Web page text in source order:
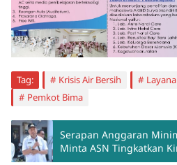
Tag: Krisis Air Bersih
Pemkot Bima
Serapan Anggaran
Minta ASN Tingkatkan